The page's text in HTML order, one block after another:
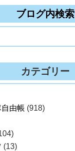
ブログ内検索
カテゴリー
由帳 (918)
(13)